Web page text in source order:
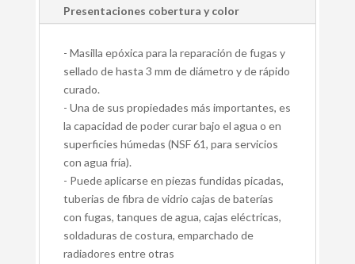
Presentaciones cobertura y color
- Masilla epóxica para la reparación de fugas y
sellado de hasta 3 mm de diámetro y de rápido
curado.
- Una de sus propiedades más importantes, es
la capacidad de poder curar bajo el agua o en
superficies húmedas (NSF 61, para servicios
con agua fría).
- Puede aplicarse en piezas fundidas picadas,
tuberias de fibra de vidrio cajas de baterías
con fugas, tanques de agua, cajas eléctricas,
soldaduras de costura, emparchado de
radiadores entre otras